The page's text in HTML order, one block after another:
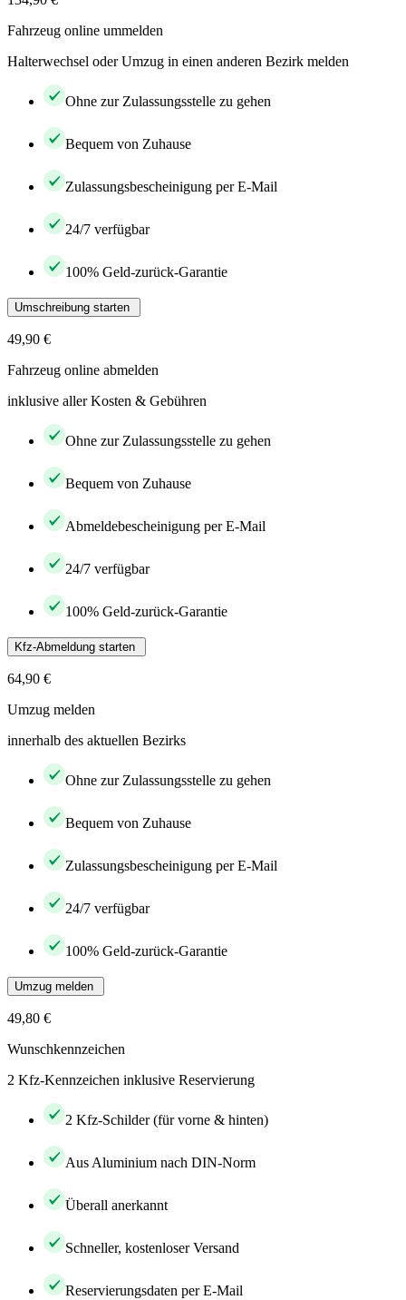
Fahrzeug online ummelden
Halterwechsel oder Umzug in einen anderen Bezirk melden
Ohne zur Zulassungsstelle zu gehen
Bequem von Zuhause
Zulassungsbescheinigung per E-Mail
24/7 verfügbar
100% Geld-zurück-Garantie
Umschreibung starten
49,90 €
Fahrzeug online abmelden
inklusive aller Kosten & Gebühren
Ohne zur Zulassungsstelle zu gehen
Bequem von Zuhause
Abmeldebescheinigung per E-Mail
24/7 verfügbar
100% Geld-zurück-Garantie
Kfz-Abmeldung starten
64,90 €
Umzug melden
innerhalb des aktuellen Bezirks
Ohne zur Zulassungsstelle zu gehen
Bequem von Zuhause
Zulassungsbescheinigung per E-Mail
24/7 verfügbar
100% Geld-zurück-Garantie
Umzug melden
49,80 €
Wunschkennzeichen
2 Kfz-Kennzeichen inklusive Reservierung
2 Kfz-Schilder (für vorne & hinten)
Aus Aluminium nach DIN-Norm
Überall anerkannt
Schneller, kostenloser Versand
Reservierungsdaten per E-Mail